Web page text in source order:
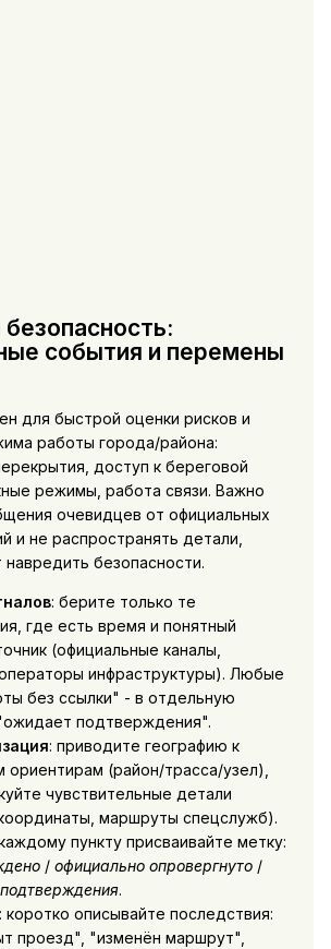
безопасность:
события и перемены
для быстрой оценки рисков и
работы города/района:
доступ к береговой
режимы, работа связи. Важно
очевидцев от официальных
и не распространять детали,
безопасности.
: берите только те
где есть время и понятный
(официальные каналы,
инфраструктуры). Любые
без ссылки" - в отдельную
подтверждения".
: приводите географию к
ориентирам (район/трасса/узел),
чувствительные детали
маршруты спецслужб).
пункту присваивайте метку:
/ официально опровергнуто/
.
: коротко описывайте последствия:
проезд", "изменён маршрут",